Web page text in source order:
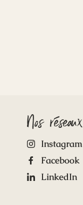
Nos réseaux
Instagram
Facebook
LinkedIn